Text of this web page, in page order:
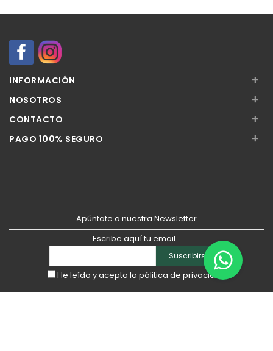
INFORMACIÓN +
NOSOTROS +
CONTACTO +
PAGO 100% SEGURO +
Apúntate a nuestra Newsletter
Escribe aquí tu email...
Suscribirse
He leído y acepto la pólitica de privacidad